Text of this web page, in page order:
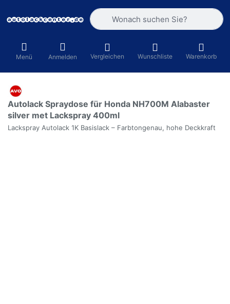
Geben Sie einen Suchbegriff ein.
Menü Anmelden Vergleichen Wunschliste Warenkorb
Autolack Spraydose für Honda NH700M Alabaster
silver met Lackspray 400ml
Lackspray Autolack 1K Basislack – Farbtongenau, hohe Deckkraft